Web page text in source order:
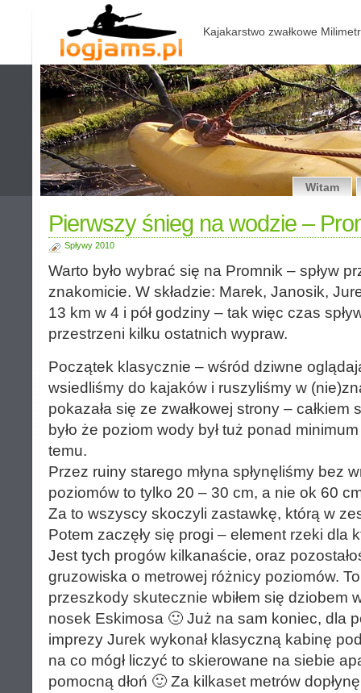
Kajakarstwo zwałkowe
Witam
Pierwszy śnieg na wodzie –
Spływy 2010
Warto było wybrać się na Promnik – spływ
znakomicie. W składzie: Marek, Janosik,
13 km w 4 i pół godziny – tak więc czas
przestrzeni kilku ostatnich wypraw.
Początek klasycznie – wśród dziwne
wsiedliśmy do kajaków i ruszyliśmy w
pokazała się ze zwałkowej strony –
było że poziom wody był tuż ponad
temu.
Przez ruiny starego młyna spłynęliśmy bez
poziomów to tylko 20 – 30 cm, a nie ok 60
Za to wszyscy skoczyli zastawkę, którą w
Potem zaczęły się progi – element rzeki dla
Jest tych progów kilkanaście, oraz
gruzowiska o metrowej różnicy poziomów.
przeszkody skutecznie wbiłem się dziobem
nosek Eskimosa 🙂 Już na sam koniec, dla
imprezy Jurek wykonał klasyczną kabinę
na co mógł liczyć to skierowane na siebie
pomocną dłoń 🙂 Za kilkaset metrów